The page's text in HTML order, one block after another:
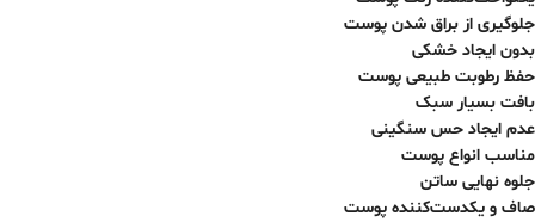
جلوگیری از براق شدن پوست
بدون ایجاد خشکی
حفظ رطوبت طبیعی پوست
بافت بسیار سبک
عدم ایجاد حس سنگینی
مناسب انواع پوست
جلوه نهایی ساتن
صاف و یکدست‌کننده پوست